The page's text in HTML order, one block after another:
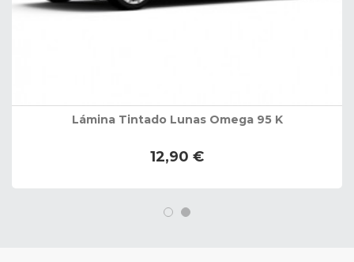
Lámina Tintado Lunas Omega 95 K
12,90 €